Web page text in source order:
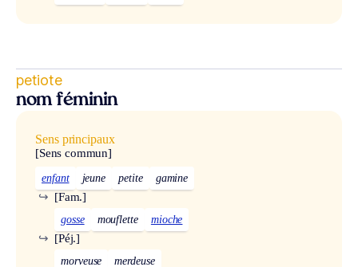
petiote
nom féminin
Sens principaux
[Sens commun]
enfant jeune petite gamine
[Fam.]
↪
gosse mouflette mioche
[Péj.]
↪
morveuse merdeuse